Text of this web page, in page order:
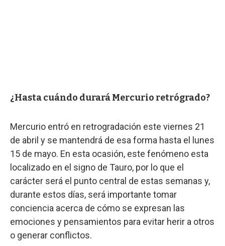
¿Hasta cuándo durará Mercurio retrógrado?
Mercurio entró en retrogradación este viernes 21
de abril y se mantendrá de esa forma hasta el lunes
15 de mayo. En esta ocasión, este fenómeno esta
localizado en el signo de Tauro, por lo que el
carácter será el punto central de estas semanas y,
durante estos días, será importante tomar
conciencia acerca de cómo se expresan las
emociones y pensamientos para evitar herir a otros
o generar conflictos.